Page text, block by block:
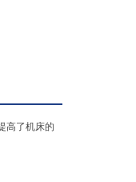
高了机床的